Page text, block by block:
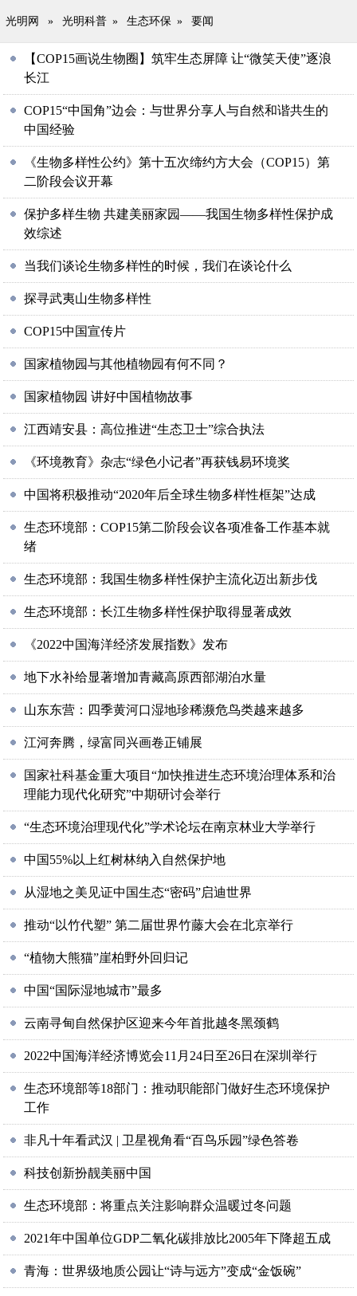
光明网 » 光明科普 » 生态环保 » 要闻
【COP15画说生物圈】筑牢生态屏障 让“微笑天使”逐浪
长江
COP15“中国角”边会：与世界分享人与自然和谐共生的
中国经验
《生物多样性公约》第十五次缔约方大会（COP15）第
二阶段会议开幕
保护多样生物 共建美丽家园——我国生物多样性保护成
效综述
当我们谈论生物多样性的时候，我们在谈论什么
探寻武夷山生物多样性
COP15中国宣传片
国家植物园与其他植物园有何不同？
国家植物园 讲好中国植物故事
江西靖安县：高位推进“生态卫士”综合执法
《环境教育》杂志“绿色小记者”再获钱易环境奖
中国将积极推动“2020年后全球生物多样性框架”达成
生态环境部：COP15第二阶段会议各项准备工作基本就
绪
生态环境部：我国生物多样性保护主流化迈出新步伐
生态环境部：长江生物多样性保护取得显著成效
《2022中国海洋经济发展指数》发布
地下水补给显著增加青藏高原西部湖泊水量
山东东营：四季黄河口湿地珍稀濒危鸟类越来越多
江河奔腾，绿富同兴画卷正铺展
国家社科基金重大项目“加快推进生态环境治理体系和治
理能力现代化研究”中期研讨会举行
“生态环境治理现代化”学术论坛在南京林业大学举行
中国55%以上红树林纳入自然保护地
从湿地之美见证中国生态“密码”启迪世界
推动“以竹代塑” 第二届世界竹藤大会在北京举行
“植物大熊猫”崖柏野外回归记
中国“国际湿地城市”最多
云南寻甸自然保护区迎来今年首批越冬黑颈鹤
2022中国海洋经济博览会11月24日至26日在深圳举行
生态环境部等18部门：推动职能部门做好生态环境保护
工作
非凡十年看武汉 | 卫星视角看“百鸟乐园”绿色答卷
科技创新扮靓美丽中国
生态环境部：将重点关注影响群众温暖过冬问题
2021年中国单位GDP二氧化碳排放比2005年下降超五成
青海：世界级地质公园让“诗与远方”变成“金饭碗”